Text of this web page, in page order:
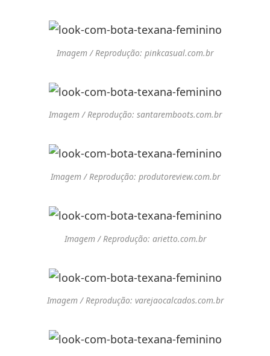
Imagem / Reprodução: pinkcasual.com.br
Imagem / Reprodução: santaremboots.com.br
Imagem / Reprodução: produtoreview.com.br
Imagem / Reprodução: arietto.com.br
Imagem / Reprodução: varejaocalcados.com.br